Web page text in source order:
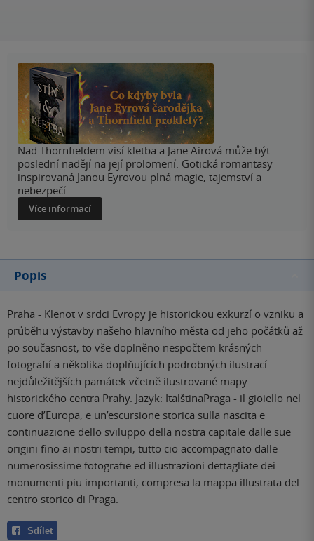
Nad Thornfieldem visí kletba a Jane Airová může být
poslední nadějí na její prolomení. Gotická romantasy
inspirovaná Janou Eyrovou plná magie, tajemství a
nebezpečí.
Více informací
Popis
Praha - Klenot v srdci Evropy je historickou exkurzí o vzniku a
průběhu výstavby našeho hlavního města od jeho počátků až
po současnost, to vše doplněno nespočtem krásných
fotografií a několika doplňujících podrobných ilustrací
nejdůležitějších památek včetně ilustrované mapy
historického centra Prahy. Jazyk: ItalštinaPraga - il gioiello nel
cuore d’Europa, e un’escursione storica sulla nascita e
continuazione dello sviluppo della nostra capitale dalle sue
origini fino ai nostri tempi, tutto cio accompagnato dalle
numerosissime fotografie ed illustrazioni dettagliate dei
monumenti piu importanti, compresa la mappa illustrata del
centro storico di Praga.
Sdílet